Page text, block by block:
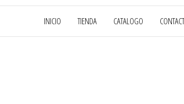
INICIO TIENDA CATALOGO